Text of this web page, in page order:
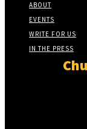
ABOUT
EVENTS
WRITE FOR US
IN THE PRESS